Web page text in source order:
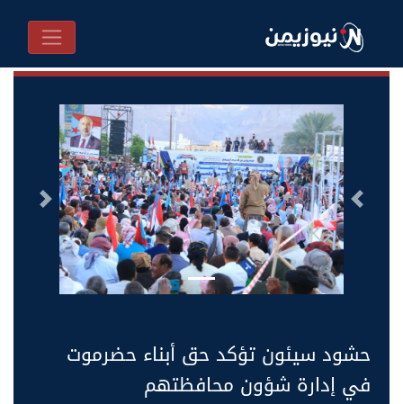
السابق التالى
حشود سيئون تؤكد حق أبناء حضرموت
في إدارة شؤون محافظتهم